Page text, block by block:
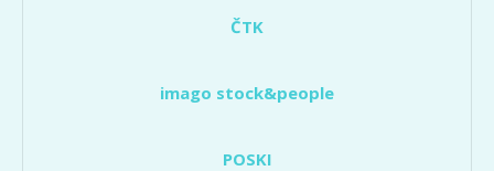
ČTK
imago stock&people
POSKI